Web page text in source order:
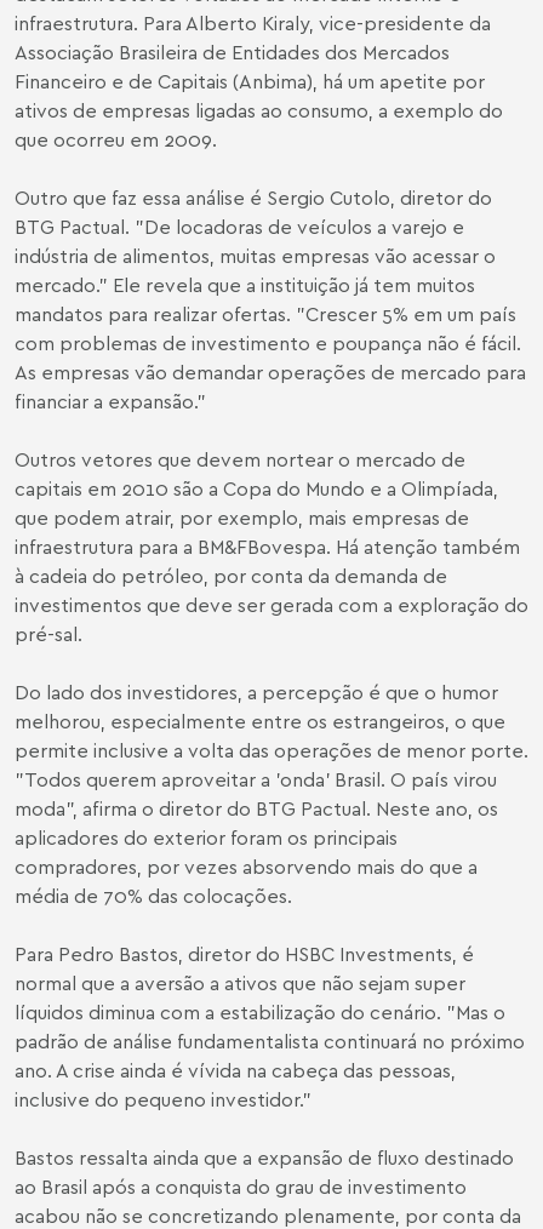
infraestrutura. Para Alberto Kiraly, vice-presidente da
Associação Brasileira de Entidades dos Mercados
Financeiro e de Capitais (Anbima), há um apetite por
ativos de empresas ligadas ao consumo, a exemplo do
que ocorreu em 2009.
Outro que faz essa análise é Sergio Cutolo, diretor do
BTG Pactual. "De locadoras de veículos a varejo e
indústria de alimentos, muitas empresas vão acessar o
mercado." Ele revela que a instituição já tem muitos
mandatos para realizar ofertas. "Crescer 5% em um país
com problemas de investimento e poupança não é fácil.
As empresas vão demandar operações de mercado para
financiar a expansão."
Outros vetores que devem nortear o mercado de
capitais em 2010 são a Copa do Mundo e a Olimpíada,
que podem atrair, por exemplo, mais empresas de
infraestrutura para a BM&FBovespa. Há atenção também
à cadeia do petróleo, por conta da demanda de
investimentos que deve ser gerada com a exploração do
pré-sal.
Do lado dos investidores, a percepção é que o humor
melhorou, especialmente entre os estrangeiros, o que
permite inclusive a volta das operações de menor porte.
"Todos querem aproveitar a 'onda' Brasil. O país virou
moda", afirma o diretor do BTG Pactual. Neste ano, os
aplicadores do exterior foram os principais
compradores, por vezes absorvendo mais do que a
média de 70% das colocações.
Para Pedro Bastos, diretor do HSBC Investments, é
normal que a aversão a ativos que não sejam super
líquidos diminua com a estabilização do cenário. "Mas o
padrão de análise fundamentalista continuará no próximo
ano. A crise ainda é vívida na cabeça das pessoas,
inclusive do pequeno investidor."
Bastos ressalta ainda que a expansão de fluxo destinado
ao Brasil após a conquista do grau de investimento
acabou não se concretizando plenamente, por conta da